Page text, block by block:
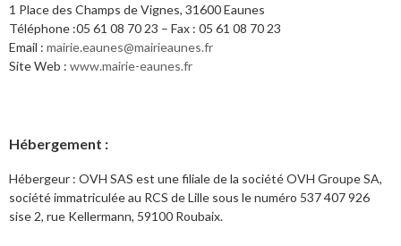
1 Place des Champs de Vignes, 31600 Eaunes
Téléphone :05 61 08 70 23 – Fax : 05 61 08 70 23
Email : mairie.eaunes@mairieaunes.fr
Site Web : www.mairie-eaunes.fr
Hébergement :
Hébergeur : OVH SAS est une filiale de la société OVH Groupe SA,
société immatriculée au RCS de Lille sous le numéro 537 407 926
sise 2, rue Kellermann, 59100 Roubaix.